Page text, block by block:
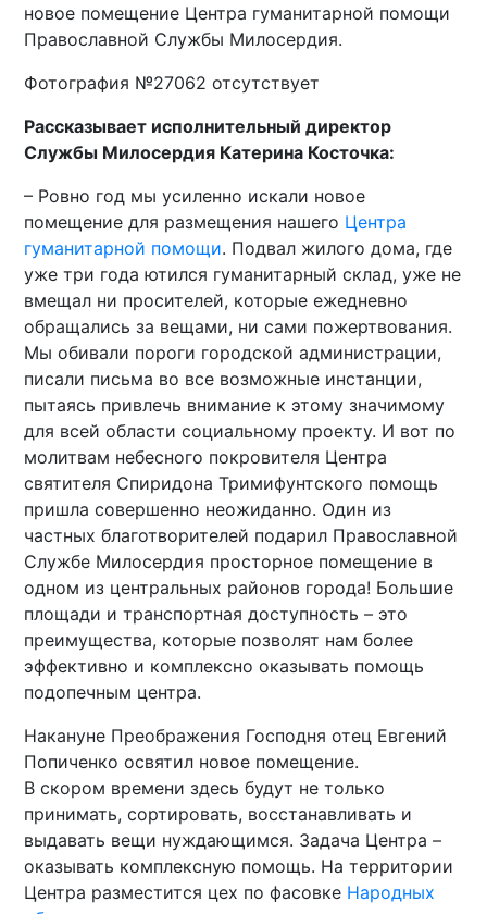
новое помещение Центра гуманитарной помощи
Православной Службы Милосердия.
Фотография №27062 отсутствует
Рассказывает исполнительный директор
Службы Милосердия Катерина Косточка:
– Ровно год мы усиленно искали новое
помещение для размещения нашего Центра
гуманитарной помощи. Подвал жилого дома, где
уже три года ютился гуманитарный склад, уже не
вмещал ни просителей, которые ежедневно
обращались за вещами, ни сами пожертвования.
Мы обивали пороги городской администрации,
писали письма во все возможные инстанции,
пытаясь привлечь внимание к этому значимому
для всей области социальному проекту. И вот по
молитвам небесного покровителя Центра
святителя Спиридона Тримифунтского помощь
пришла совершенно неожиданно. Один из
частных благотворителей подарил Православной
Службе Милосердия просторное помещение в
одном из центральных районов города! Большие
площади и транспортная доступность – это
преимущества, которые позволят нам более
эффективно и комплексно оказывать помощь
подопечным центра.
Накануне Преображения Господня отец Евгений
Попиченко освятил новое помещение.
В скором времени здесь будут не только
принимать, сортировать, восстанавливать и
выдавать вещи нуждающимся. Задача Центра –
оказывать комплексную помощь. На территории
Центра разместится цех по фасовке Народных